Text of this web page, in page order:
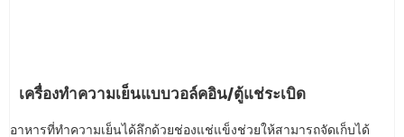
เครื่องทำความเย็นแบบวอล์คอิน/ตู้แช่ระเบิด
อาหารที่ทำความเย็นได้ลึกด้วยช่องแช่แข็งช่วยให้สามารถจัดเก็บได้